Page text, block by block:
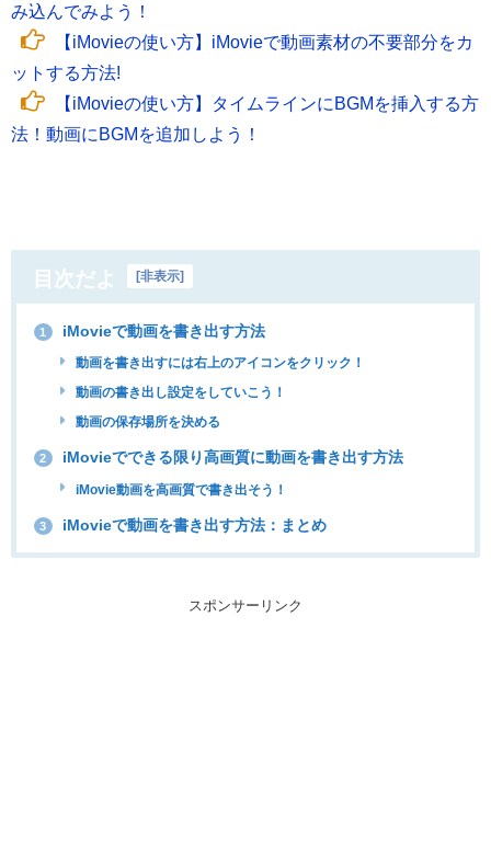
み込んでみよう！
【iMovieの使い方】iMovieで動画素材の不要部分をカ
ットする方法!
【iMovieの使い方】タイムラインにBGMを挿入する方
法！動画にBGMを追加しよう！
目次だよ 非表示
1 iMovieで動画を書き出す方法
動画を書き出すには右上のアイコンをクリック！
動画の書き出し設定をしていこう！
動画の保存場所を決める
2 iMovieでできる限り高画質に動画を書き出す方法
iMovie動画を高画質で書き出そう！
3 iMovieで動画を書き出す方法：まとめ
スポンサーリンク